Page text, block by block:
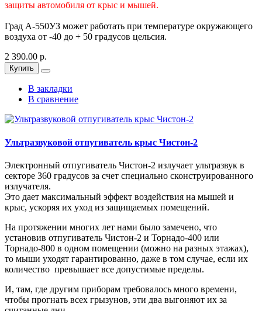
защиты автомобиля от крыс и мышей.
Град А-550УЗ может работать при температуре окружающего
воздуха от -40 до + 50 градусов цельсия.
2 390.00 р.
Купить
В закладки
В сравнение
Ультразвуковой отпугиватель крыс Чистон-2
Электронный отпугиватель Чистон-2 излучает ультразвук в
секторе 360 градусов за счет специально сконструированного
излучателя.
Это дает максимальный эффект воздействия на мышей и
крыс, ускоряя их уход из защищаемых помещений.
На протяжении многих лет нами было замечено, что
установив отпугиватель Чистон-2 и Торнадо-400 или
Торнадо-800 в одном помещении (можно на разных этажах),
то мыши уходят гарантированно, даже в том случае, если их
количество превышает все допустимые пределы.
И, там, где другим приборам требовалось много времени,
чтобы прогнать всех грызунов, эти два выгоняют их за